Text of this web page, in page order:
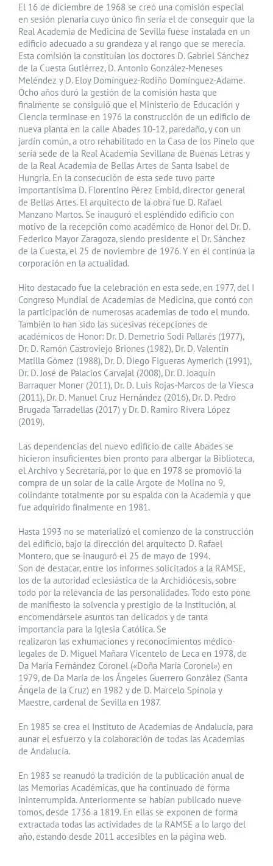
El 16 de diciembre de 1968 se creó una comisión especial
en sesión plenaria cuyo único fin sería el de conseguir que la
Real Academia de Medicina de Sevilla fuese instalada en un
edificio adecuado a su grandeza y al rango que se merecía.
Esta comisión la constituían los doctores D. Gabriel Sánchez
de la Cuesta Gutiérrez, D. Antonio González-Meneses
Meléndez y D. Eloy Domínguez-Rodiño Domínguez-Adame.
Ocho años duró la gestión de la comisión hasta que
finalmente se consiguió que el Ministerio de Educación y
Ciencia terminase en 1976 la construcción de un edificio de
nueva planta en la calle Abades 10-12, paredaño, y con un
jardín común, a otro rehabilitado en la Casa de los Pinelo que
sería sede de la Real Academia Sevillana de Buenas Letras y
de la Real Academia de Bellas Artes de Santa Isabel de
Hungría. En la consecución de esta sede tuvo parte
importantísima D. Florentino Pérez Embid, director general
de Bellas Artes. El arquitecto de la obra fue D. Rafael
Manzano Martos. Se inauguró el espléndido edificio con
motivo de la recepción como académico de Honor del Dr. D.
Federico Mayor Zaragoza, siendo presidente el Dr. Sánchez
de la Cuesta, el 25 de noviembre de 1976. Y en él continúa la
corporación en la actualidad.
Hito destacado fue la celebración en esta sede, en 1977, del I
Congreso Mundial de Academias de Medicina, que contó con
la participación de numerosas academias de todo el mundo.
También lo han sido las sucesivas recepciones de
académicos de Honor: Dr. D. Demetrio Sodi Pallarés (1977),
Dr. D. Ramón Castroviejo Briones (1982), Dr. D. Valentín
Matilla Gómez (1988), Dr. D. Diego Figueras Aymerich (1991),
Dr. D. José de Palacios Carvajal (2008), Dr. D. Joaquín
Barraquer Moner (2011), Dr. D. Luis Rojas-Marcos de la Viesca
(2011), Dr. D. Manuel Cruz Hernández (2016), Dr. D. Pedro
Brugada Tarradellas (2017) y Dr. D. Ramiro Rivera López
(2019).
Las dependencias del nuevo edificio de calle Abades se
hicieron insuficientes bien pronto para albergar la Biblioteca,
el Archivo y Secretaría, por lo que en 1978 se promovió la
compra de un solar de la calle Argote de Molina no 9,
colindante totalmente por su espalda con la Academia y que
fue adquirido finalmente en 1981.
Hasta 1993 no se materializó el comienzo de la construcción
del edificio, bajo la dirección del arquitecto D. Rafael
Montero, que se inauguró el 25 de mayo de 1994.
Son de destacar, entre los informes solicitados a la RAMSE,
los de la autoridad eclesiástica de la Archidiócesis, sobre
todo por la relevancia de las personalidades. Todo esto pone
de manifiesto la solvencia y prestigio de la Institución, al
encomendársele asuntos tan delicados y de tanta
importancia para la Iglesia Católica. Se
realizaron las exhumaciones y reconocimientos médico-
legales de D. Miguel Mañara Vicentelo de Leca en 1978, de
Da María Fernández Coronel («Doña María Coronel») en
1979, de Da María de los Ángeles Guerrero González (Santa
Ángela de la Cruz) en 1982 y de D. Marcelo Spínola y
Maestre, cardenal de Sevilla en 1987.
En 1985 se crea el Instituto de Academias de Andalucía, para
aunar el esfuerzo y la colaboración de todas las Academias
de Andalucía.
En 1983 se reanudó la tradición de la publicación anual de
las Memorias Académicas, que ha continuado de forma
ininterrumpida. Anteriormente se habían publicado nueve
tomos, desde 1736 a 1819. En ellas se exponen de forma
extractada todas las actividades de la RAMSE a lo largo del
año, estando desde 2011 accesibles en la página web.